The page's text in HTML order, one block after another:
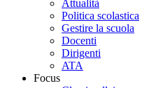
Attualità
Politica scolastica
Gestire la scuola
Docenti
Dirigenti
ATA
Focus